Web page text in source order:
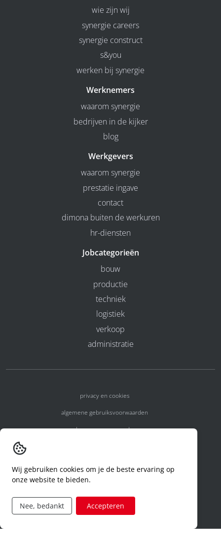
wie zijn wij
synergie careers
synergie construct
s&you
werken bij synergie
Werknemers
waarom synergie
bedrijven in de kijker
blog
Werkgevers
waarom synergie
prestatie ingave
contact
dimona buiten de werkuren
hr-diensten
Jobcategorieën
bouw
productie
techniek
logistiek
verkoop
administratie
privacy en cookies
algemene gebruiksvoorwaarden
algemene voorwaarden
code of conduct
aanvraag rechten ivm privacy
Wij gebruiken cookies om je de beste ervaring op
onze website te bieden.
Nee, bedankt Accepteren